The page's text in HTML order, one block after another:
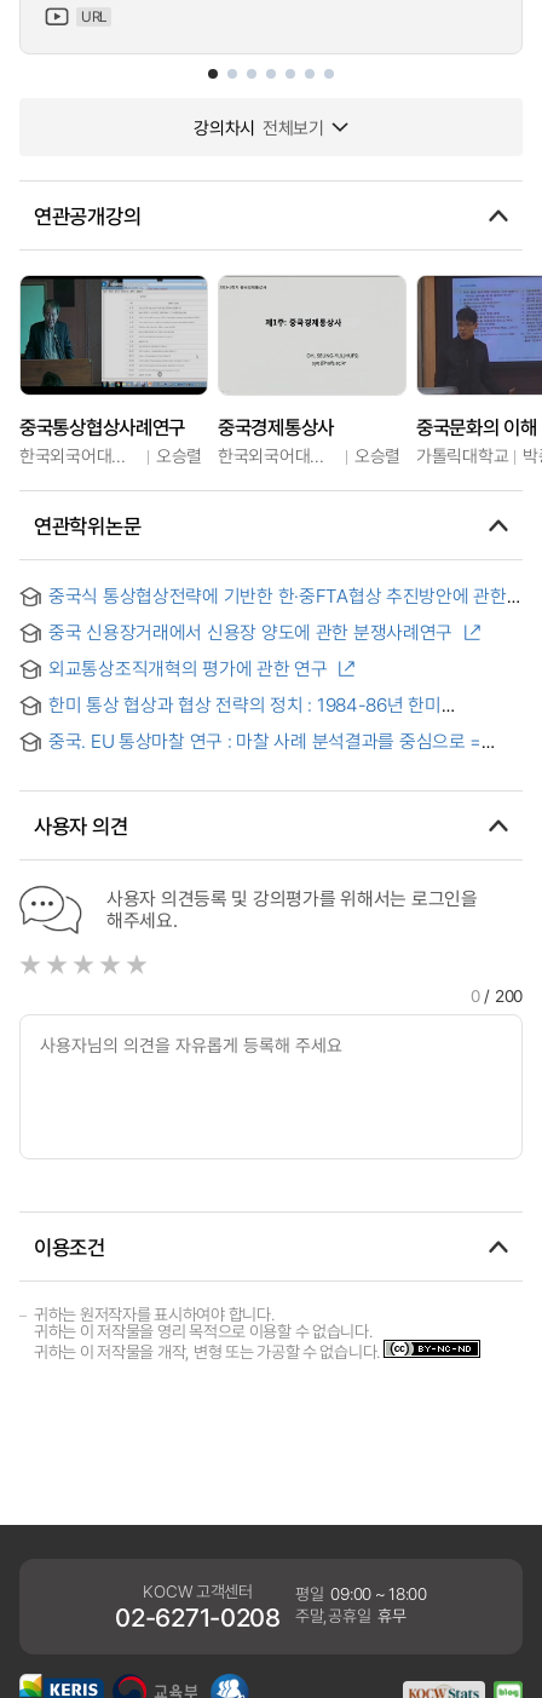
URL
강의차시 전체보기
연관공개강의
중국통상협상사례연구
한국외국어대학교 오승렬
중국경제통상사
한국외국어대학교 오승렬
중국문화의 이해
가톨릭대학교
연관학위논문
중국식 통상협상전략에 기반한 한·중FTA협상 추진방안에 관한
Based on Chinese Trade Negotiation Culture
중국 신용장거래에서 신용장 양도에 관한 분쟁사례연구
외교통상조직개혁의 평가에 관한 연구
한미 통상 협상과 협상 전략의 정치 : 1984-86년 한미
중국. EU 통상마찰 연구 : 마찰 사례 분석결과를 중심으로 =
사용자 의견
사용자 의견등록 및 강의평가를 위해서는 로그인을
해주세요.
0/ 200
이용조건
귀하는 원저작자를 표시하여야 합니다.
귀하는 이 저작물을 영리 목적으로 이용할 수 없습니다.
귀하는 이 저작물을 개작, 변형 또는 가공할 수 없습니다.
KOCW 고객센터
02-6271-0208
평일 09:00 ~ 18:00
주말,공휴일 휴무